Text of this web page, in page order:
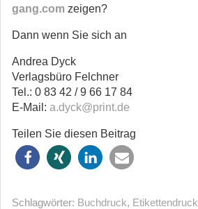
gang.com zeigen?
Dann wenn Sie sich an
Andrea Dyck
Verlagsbüro Felchner
Tel.: 0 83 42 / 9 66 17 84
E-Mail: a.dyck@print.de
Teilen Sie diesen Beitrag
Schlagwörter: Buchdruck, Etikettendruck